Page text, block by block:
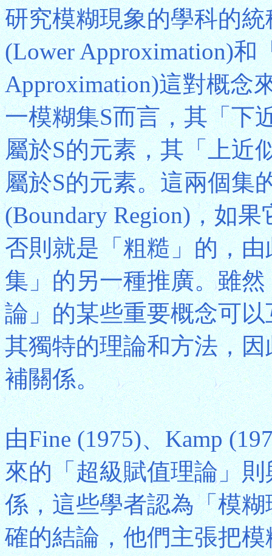
研究模糊現象的學科的
(Lower Approximation)和
Approximation)這對概念
一模糊集S而言，其「下
屬於S的元素，其「上近
屬於S的元素。這兩個集
(Boundary Region)，如
否則就是「粗糙」的，
集」的另一種推廣。雖
論」的某些重要概念可
其獨特的理論和方法，
補關係。
由Fine (1975)、Kamp
來的「超級賦值理論」
係，這些學者認為「模
確的結論，他們主張把